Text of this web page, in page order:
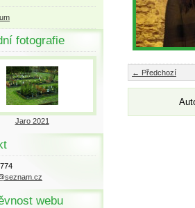
fotografie
Jaro 2021
webu
← Předchozí